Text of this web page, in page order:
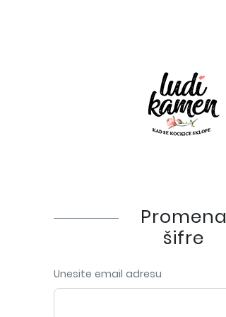
Promena
šifre
Unesite email adresu